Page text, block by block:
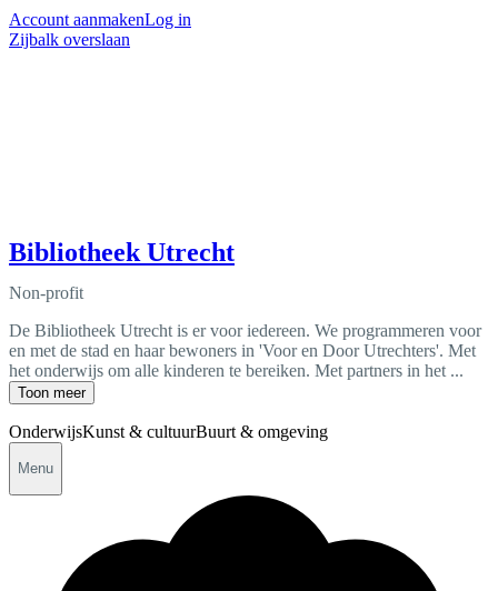
Account aanmakenLog in
Zijbalk overslaan
Bibliotheek Utrecht
Non-profit
De Bibliotheek Utrecht is er voor iedereen. We programmeren voor
en met de stad en haar bewoners in 'Voor en Door Utrechters'. Met
het onderwijs om alle kinderen te bereiken. Met partners in het ...
Toon meer
OnderwijsKunst & cultuurBuurt & omgeving
Menu